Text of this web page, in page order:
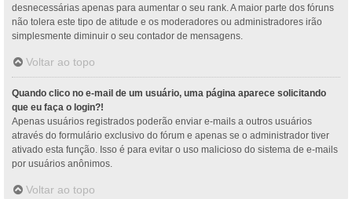
desnecessárias apenas para aumentar o seu rank. A maior parte dos fóruns
não tolera este tipo de atitude e os moderadores ou administradores irão
simplesmente diminuir o seu contador de mensagens.
Voltar ao topo
Quando clico no e-mail de um usuário, uma página aparece solicitando
que eu faça o login?!
Apenas usuários registrados poderão enviar e-mails a outros usuários
através do formulário exclusivo do fórum e apenas se o administrador tiver
ativado esta função. Isso é para evitar o uso malicioso do sistema de e-mails
por usuários anônimos.
Voltar ao topo